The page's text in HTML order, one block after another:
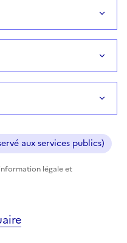
aux services publics)
légale et